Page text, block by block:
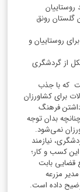
رونق
روستاییان و
از گردشگری
که با جذب
برای کشاورزان
داشتن فرهنگ
بدان توجه
نمی‌شود.
نیازمند
این کسب و کار؛
قضایی بابت
مزرعه
داده است.